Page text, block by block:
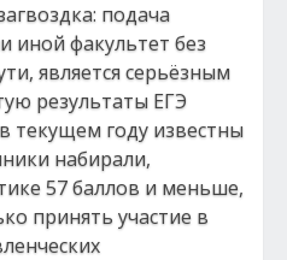
подача
иной факультет без
является серьёзным
результаты ЕГЭ
текущем году известны
набирали,
57 баллов и меньше,
принять участие в